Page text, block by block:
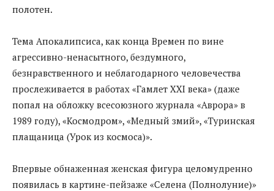
полотен.
Тема Апокалипсиса, как конца Времен по вине
агрессивно-ненасытного, бездумного,
безнравственного и неблагодарного человечества
прослеживается в работах «Гамлет XXI века» (даже
попал на обложку всесоюзного журнала «Аврора» в
1989 году), «Космодром», «Медный змий», «Туринская
плащаница (Урок из космоса)».
Впервые обнаженная женская фигура целомудренно
появилась в картине-пейзаже «Селена (Полнолуние)»